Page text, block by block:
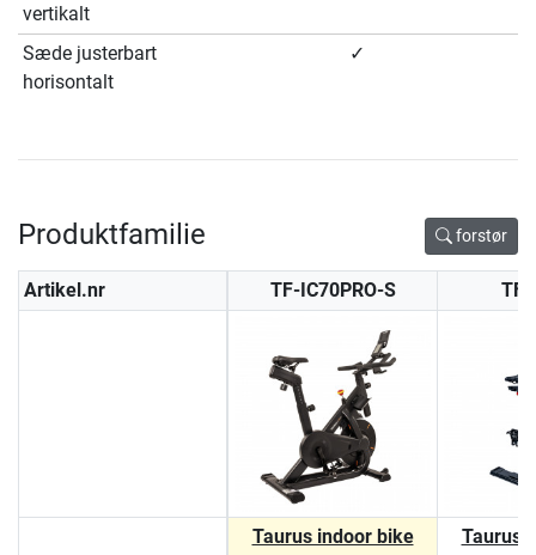
vertikalt
Sæde justerbart
horisontalt
✓
Produktfamilie forstør
Artikel.nr TF-IC70PRO-S TF-
Taurus indoor bike
Taurus